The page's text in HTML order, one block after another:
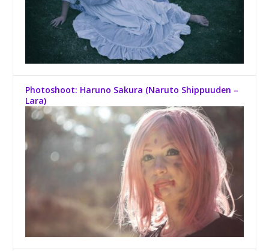
Photoshoot: Haruno Sakura (Naruto Shippuuden –
Lara)